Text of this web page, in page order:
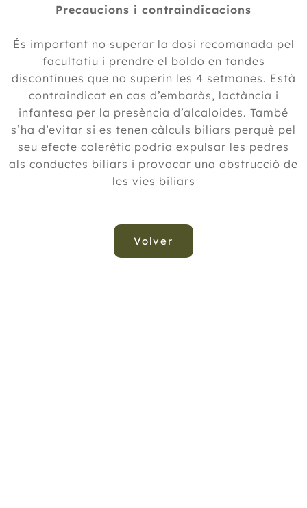
Precaucions i contraindicacions
És important no superar la dosi recomanada pel
facultatiu i prendre el boldo en tandes
discontínues que no superin les 4 setmanes. Està
contraindicat en cas d’embaràs, lactància i
infantesa per la presència d’alcaloides. També
s’ha d’evitar si es tenen càlculs biliars perquè pel
seu efecte colerètic podria expulsar les pedres
als conductes biliars i provocar una obstrucció de
les vies biliars
Volver